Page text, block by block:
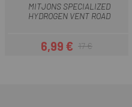
MITJONS SPECIALIZED
HYDROGEN VENT ROAD
Preu
6,99 €Preu regular
17 €